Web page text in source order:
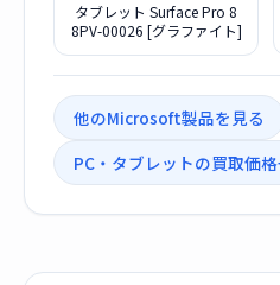
タブレット Surface Pro 8
8PV-00026 [グラファイト]
他のMicrosoft製品を見る
PC・タブレットの買取価